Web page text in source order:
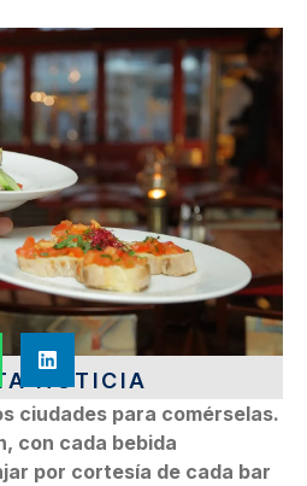
NOTICIA
ciudades para comérselas.
con cada bebida
por cortesía de cada bar